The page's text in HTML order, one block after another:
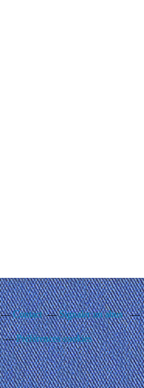
Contact Signaler un abus
Préférences cookies